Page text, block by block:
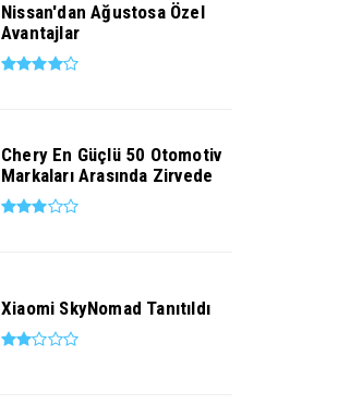
Nissan'dan Ağustosa Özel
Avantajlar
Chery En Güçlü 50 Otomotiv
Markaları Arasında Zirvede
Xiaomi SkyNomad Tanıtıldı